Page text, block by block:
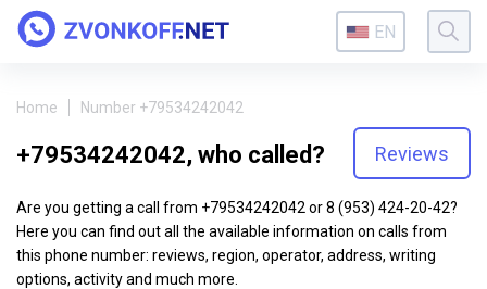
EN
Home Number +79534242042
+79534242042, who called? Reviews
Are you getting a call from +79534242042 or 8 (953) 424-20-42?
Here you can find out all the available information on calls from
this phone number: reviews, region, operator, address, writing
options, activity and much more.